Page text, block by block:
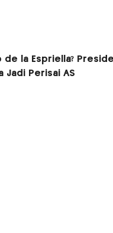
de la Espriella?
Jadi Perisai AS